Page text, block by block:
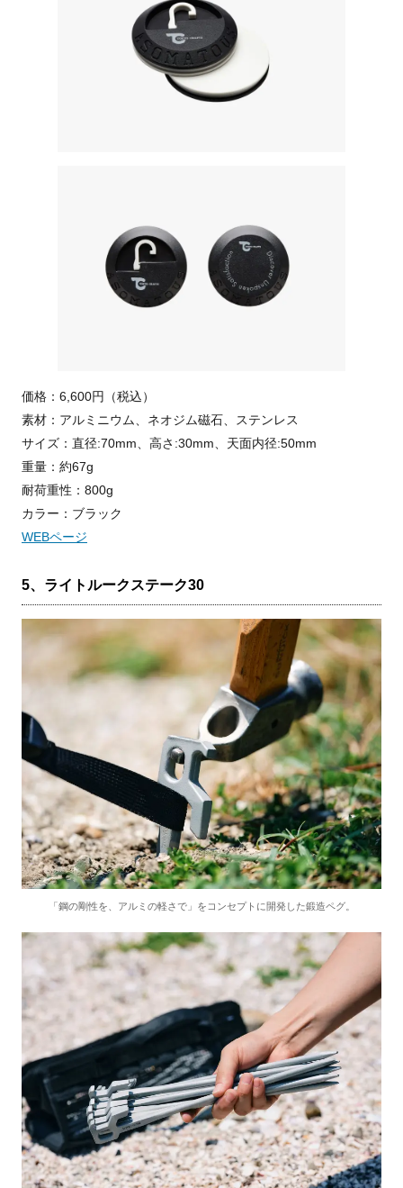
価格：6,600円（税込）
素材：アルミニウム、ネオジム磁石、ステンレス
サイズ：直径:70mm、高さ:30mm、天面内径:50mm
重量：約67g
耐荷重性：800g
カラー：ブラック
WEBページ
5、ライトルークステーク30
「鋼の剛性を、アルミの軽さで」をコンセプトに開発した鍛造ペグ。